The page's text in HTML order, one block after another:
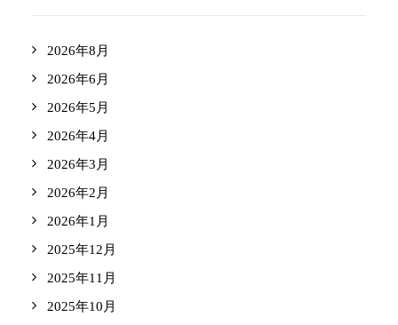
2026年8月
2026年6月
2026年5月
2026年4月
2026年3月
2026年2月
2026年1月
2025年12月
2025年11月
2025年10月